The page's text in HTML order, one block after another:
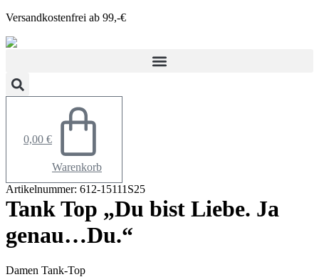
Zum
springen
Versandkostenfrei ab 99,-€
0,00 €
Warenkorb
Artikelnummer: 612-15111S25
Tank Top „Du bist Liebe. Ja
genau…Du.“
Damen Tank-Top